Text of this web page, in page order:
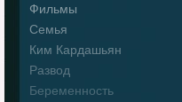
Фильмы
Семья
Ким Кардашьян
Развод
Беременность